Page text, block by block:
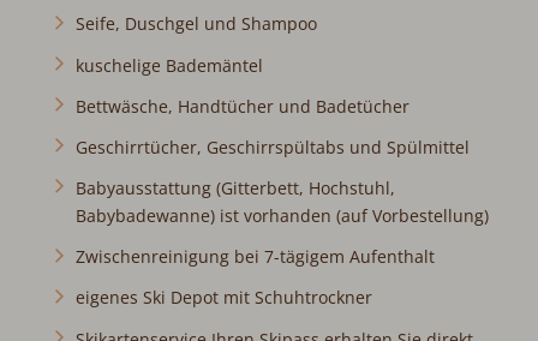
Seife, Duschgel und Shampoo
kuschelige Bademäntel
Bettwäsche, Handtücher und Badetücher
Geschirrtücher, Geschirrspültabs und Spülmittel
Babyausstattung (Gitterbett, Hochstuhl,
Babybadewanne) ist vorhanden (auf Vorbestellung)
Zwischenreinigung bei 7-tägigem Aufenthalt
eigenes Ski Depot mit Schuhtrockner